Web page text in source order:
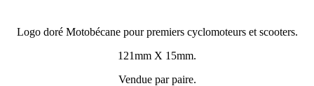
Logo doré Motobécane pour premiers cyclomoteurs et scooters.
121mm X 15mm.
Vendue par paire.